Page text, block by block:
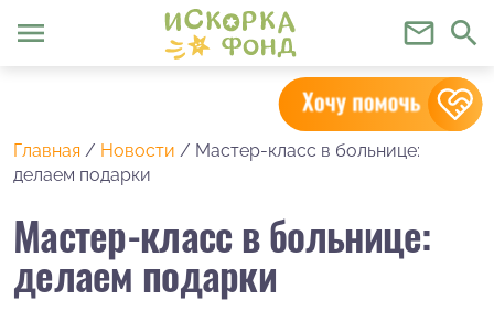
menu mail_outline search
Главная / Новости / Мастер-класс в больнице:
делаем подарки
Мастер-класс в больнице:
делаем подарки